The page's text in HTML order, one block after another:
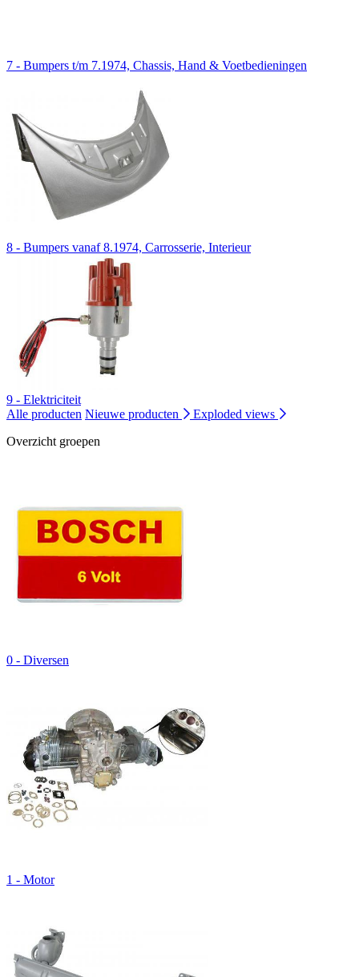
7 - Bumpers t/m 7.1974, Chassis, Hand & Voetbedieningen
8 - Bumpers vanaf 8.1974, Carrosserie, Interieur
9 - Elektriciteit
Alle producten Nieuwe producten
Exploded views
Overzicht groepen
0 - Diversen
1 - Motor